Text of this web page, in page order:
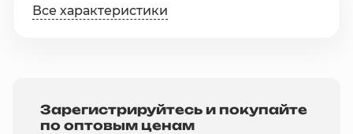
Все характеристики
Зарегистрируйтесь и покупайте
по оптовым ценам